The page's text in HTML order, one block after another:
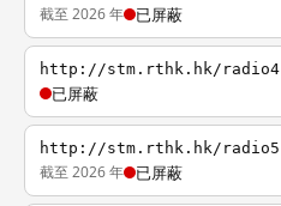
截至 2026 年 已屏蔽
http://stm.rthk.hk/radio4
已屏蔽
http://stm.rthk.hk/radio5
截至 2026 年 已屏蔽